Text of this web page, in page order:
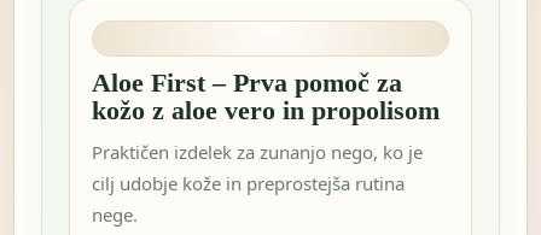
Aloe First – Prva pomoč za
kožo z aloe vero in propolisom
Praktičen izdelek za zunanjo nego, ko je
cilj udobje kože in preprostejša rutina
nege.